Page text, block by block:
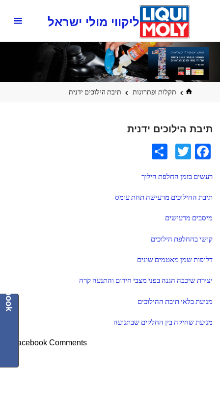
ליקווי מולי ישראל
בית תקלות ופתרונות תיבת הילוכים ידנית
תיבת הילוכים ידנית
Fa
b
o
o
T
tt
er
ar
e
רעשים בזמן החלפת הילוך
תיבת ההילוכים מרעישה תחת עומס
מיסבים מרעישים
קושי בהחלפת הילוכים
דליפות שמן מאטמים שונים
יצירת שיכבה הגנה בפני מצבי חירום והתנעה קרה
מניעת בלאי תיבת ההילוכים
מניעת שחיקה בין החלקים שבתנועה
Facebook Comments
Facebook